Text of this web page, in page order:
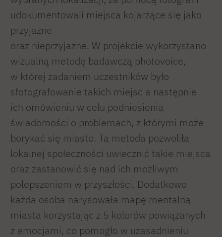
udokumentowali miejsca kojarzące się jako
przyjazne
oraz nieprzyjazne. W projekcie wykorzystano
wizualną metodę badawczą photovoice,
w której zadaniem uczestników było
sfotografowanie takich miejsc a następnie
ich omówieniu w celu podniesienia
świadomości o problemach, z którymi może
borykać się miasto. Ta metoda pozwoliła
lokalnej społeczności uwiecznić takie miejsca
oraz zastanowić się nad ich możliwym
polepszeniem w przyszłości. Dodatkowo
każda osoba narysowała mapę mentalną
miasta korzystając z 5 kolorów powiązanych
z emocjami, co pomogło w uzasadnieniu